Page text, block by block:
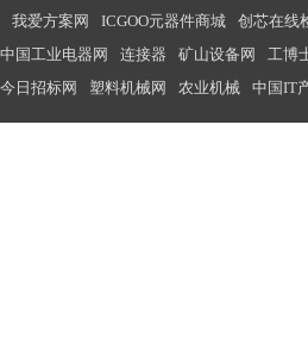
我爱方案网 ICGOO元器件商城 创芯在线
中国工业电器网
连接器 矿山设备网 工博
今日招标网
塑料机械网 农业机械 中国IT